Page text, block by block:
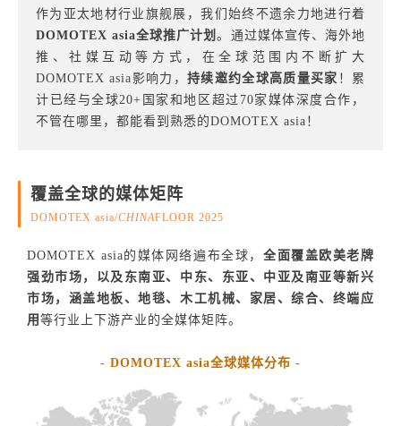
作为亚太地材行业旗舰展，我们始终不遗余力地进行着
DOMOTEX asia全球推广计划。通过媒体宣传、海外地
推、社媒互动等方式，在全球范围内不断扩大
DOMOTEX asia影响力， 持续邀约全球高质量买家 ！累
计已经与全球20+国家和地区超过70家媒体深度合作，
不管在哪里，都能看到熟悉的DOMOTEX asia！
覆盖全球的媒体矩阵
DOMOTEX asia/CHINAFLOOR 2025
DOMOTEX asia的媒体网络遍布全球， 全面覆盖欧美老牌
强劲市场，以及东南亚、中东、东亚、中亚及南亚等新兴
市场，涵盖地板、地毯、木工机械、家居、综合、终端应
用 等行业上下游产业的全媒体矩阵。
- DOMOTEX asia全球媒体分布 -